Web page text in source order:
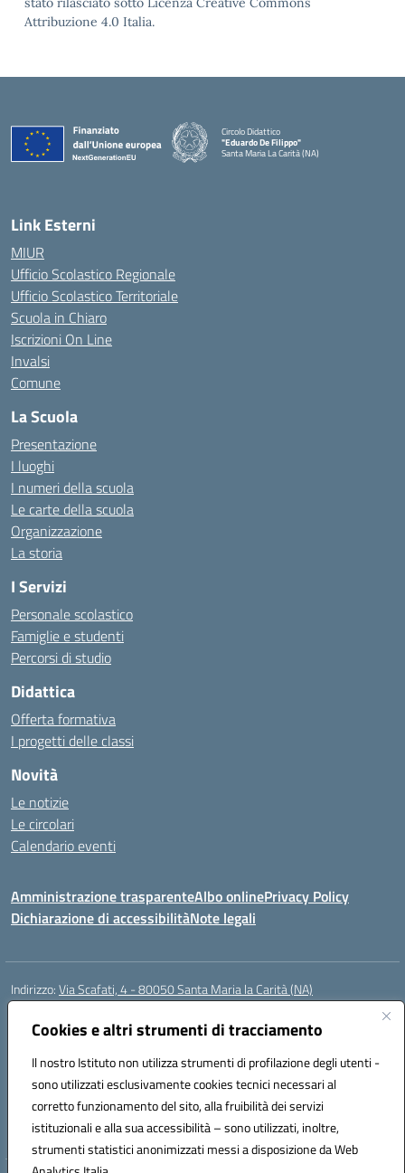
Cookies e altri strumenti di tracciamento
Il nostro Istituto non utilizza strumenti di profilazione degli utenti -
sono utilizzati esclusivamente cookies tecnici necessari al
corretto funzionamento del sito, alla fruibilità dei servizi
istituzionali e alla sua accessibilità – sono utilizzati, inoltre,
strumenti statistici anonimizzati messi a disposizione da Web
Attribuzione 4.0 Italia.
Circolo Didattico
"Eduardo De Filippo"
Santa Maria La Carità (NA)
Link Esterni
MIUR
Ufficio Scolastico Regionale
Ufficio Scolastico Territoriale
Scuola in Chiaro
Iscrizioni On Line
Invalsi
Comune
La Scuola
Presentazione
I luoghi
I numeri della scuola
Le carte della scuola
Organizzazione
La storia
I Servizi
Personale scolastico
Famiglie e studenti
Percorsi di studio
Didattica
Offerta formativa
I progetti delle classi
Novità
Le notizie
Le circolari
Calendario eventi
Amministrazione trasparenteAlbo onlinePrivacy Policy
Dichiarazione di accessibilitàNote legali
Indirizzo:Via Scafati, 4 - 80050 Santa Maria la Carità (NA)
Centralino:
Posta elettronica certificata (PEC):NAEE21900T@pec.istruzione.it
Codice fiscale: 90016250632
Codice meccanografico:NAEE21900T
Codice Indice delle Pubbliche Amministrazioni (IPA): istsc_naee21900t
Codice unico di fatturazione (CUF): UFZ0X6